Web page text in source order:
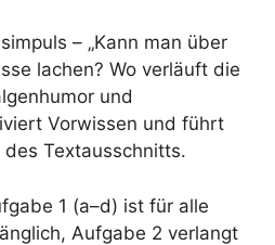
– „Kann man über
lachen? Wo verläuft die
und
Vorwissen und führt
Textausschnitts.
1 (a–d) ist für alle
Aufgabe 2 verlangt